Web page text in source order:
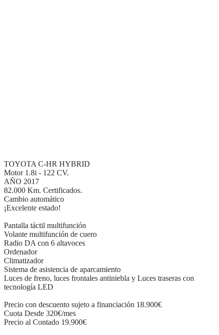
TOYOTA C-HR HYBRID
Motor 1.8i - 122 CV.
AÑO 2017
82.000 Km. Certificados.
Cambio automático
¡Excelente estado!
Pantalla táctil multifunción
Volante multifunción de cuero
Radio DA con 6 altavoces
Ordenador
Climatizador
Sistema de asistencia de aparcamiento
Luces de freno, luces frontales antiniebla y Luces traseras con
tecnología LED
Precio con descuento sujeto a financiación 18.900€
Cuota Desde 320€/mes
Precio al Contado 19.900€